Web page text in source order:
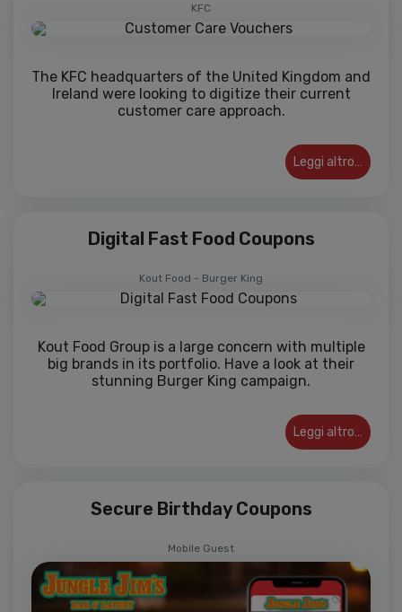
KFC
The KFC headquarters of the United Kingdom and
Ireland were looking to digitize their current
customer care approach.
Leggi altro…
Digital Fast Food Coupons
Kout Food - Burger King
Kout Food Group is a large concern with multiple
big brands in its portfolio. Have a look at their
stunning Burger King campaign.
Leggi altro…
Secure Birthday Coupons
Mobile Guest